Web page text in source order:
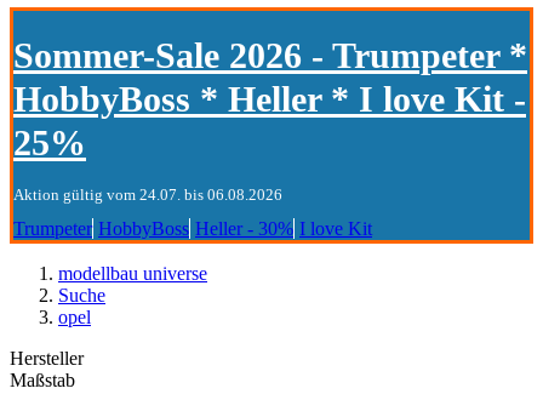
Sommer-Sale 2026 - Trumpeter *
HobbyBoss * Heller * I love Kit -
25%
Aktion gültig vom 24.07. bis 06.08.2026
Trumpeter HobbyBoss Heller - 30% I love Kit
modellbau universe
Suche
opel
Hersteller
Maßstab